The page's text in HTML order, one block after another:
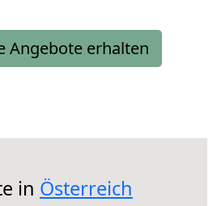
Angebote erhalten
in Österreich